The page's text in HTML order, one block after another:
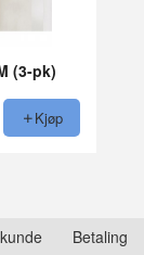
(3-pk)
Kjøp
Betaling